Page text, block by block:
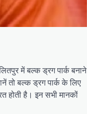
में बल्क ड्रग पार्क बनाने
तो बल्क ड्रग पार्क के लिए
होती है। इन सभी मानकों